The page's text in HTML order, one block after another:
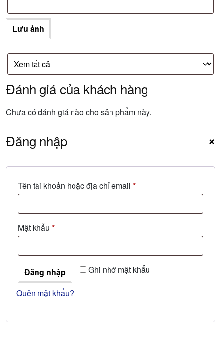
Lưu ảnh
Đánh giá của khách hàng
Chưa có đánh giá nào cho sản phẩm này.
×
Đăng nhập
Tên tài khoản hoặc địa chỉ email *Bắt
Mật khẩu *Bắt
Ghi nhớ mật khẩu
Đăng nhập
Quên mật khẩu?